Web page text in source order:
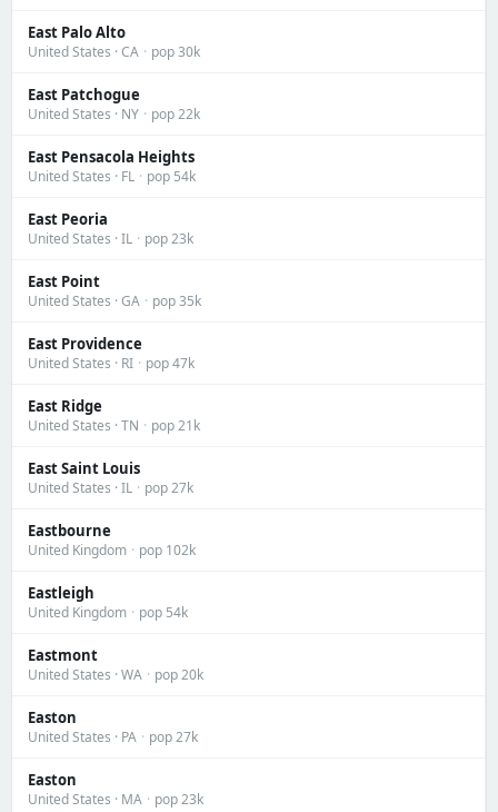
East Palo Alto
United States · CA · pop 30k
East Patchogue
United States · NY · pop 22k
East Pensacola Heights
United States · FL · pop 54k
East Peoria
United States · IL · pop 23k
East Point
United States · GA · pop 35k
East Providence
United States · RI · pop 47k
East Ridge
United States · TN · pop 21k
East Saint Louis
United States · IL · pop 27k
Eastbourne
United Kingdom · pop 102k
Eastleigh
United Kingdom · pop 54k
Eastmont
United States · WA · pop 20k
Easton
United States · PA · pop 27k
Easton
United States · MA · pop 23k